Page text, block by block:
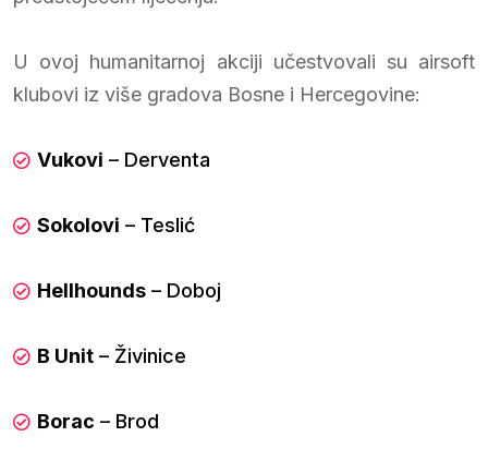
U ovoj humanitarnoj akciji učestvovali su airsoft
klubovi iz više gradova Bosne i Hercegovine:
Vukovi – Derventa
Sokolovi – Teslić
Hellhounds – Doboj
B Unit – Živinice
Borac – Brod